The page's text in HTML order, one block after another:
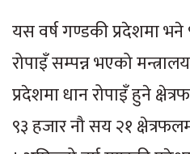
यस वर्ष गण्डकी प्रदेशमा
रोपाइँ सम्पन्न भएको
प्रदेशमा धान रोपाइँ हुने
९३ हजार नौ सय २१